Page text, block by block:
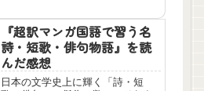
な参考書選びと活用法のコツがこ
れ一冊でわかります。
『超訳マンガ国語で習う名
詩・短歌・俳句物語』を読
んだ感想
日本の文学史上に輝く「詩・短